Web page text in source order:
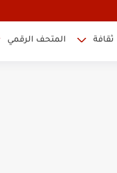
ثقافة المتحف الرقمي